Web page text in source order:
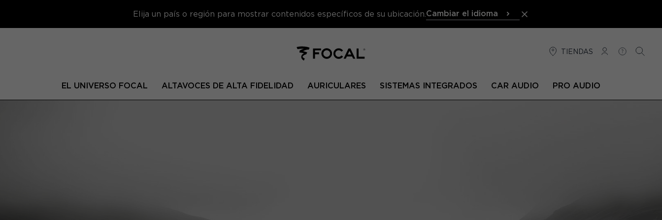
Elija un país o región para mostrar contenidos específicos de su ubicación. Cambiar el idioma
TIENDAS
CONEXIÓN
AYUDA
EL UNIVERSO FOCAL ALTAVOCES DE ALTA FIDELIDAD AURICULARES SISTEMAS INTEGRADOS CAR AUDIO PRO AUDIO